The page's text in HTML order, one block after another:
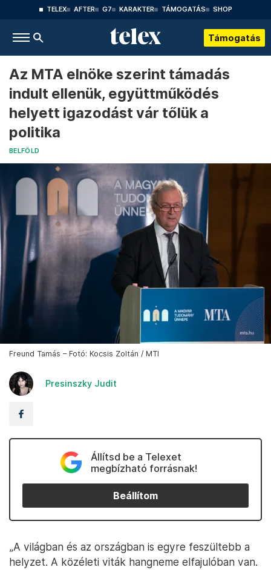
TELEX AFTER G7 KARAKTER TÁMOGATÁS SHOP
Támogatás
Az MTA elnöke szerint támadás
indult ellenük, együttműködés
helyett igazodást vár tőlük a
politika
BELFÖLD
Freund Tamás – Fotó: Kocsis Zoltán / MTI
Presinszky Judit
Állítsd be a Telexet
megbízható forrásnak!
Beállítom
„A világban és az országban is egyre feszültebb a
helyzet. A közéleti viták hangneme elfajulóban van.